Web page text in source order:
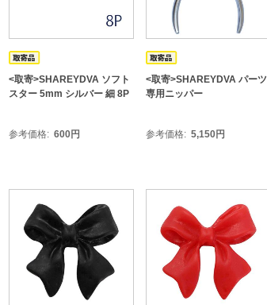
<取寄>SHAREYDVA ソフト
スター 5mm シルバー 細 8P
参考価格 600円
<取寄>SHAREYDVA パーツ
専用ニッパー
参考価格 5,150円